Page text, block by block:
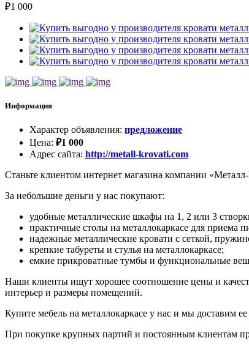
₽1 000
Информация
Характер объявления: предложение
Цена: ₽1 000
Адрес сайта: http://metall-krovati.com
Станьте клиентом интернет магазина компании
За небольшие деньги у нас покупают:
удобные металлические шкафы на 1, 2 или 3
практичные столы на металлокаркасе для
надежные металлические кровати с сеткой,
крепкие табуреты и стулья на металлокаркасе;
емкие прикроватные тумбы и функциональные
Наши клиенты ищут хорошее соотношение цены и
интерьер и размеры помещений.
Купите мебель на металлокаркасе у нас и мы доставим
При покупке крупных партий и постоянным клиентам